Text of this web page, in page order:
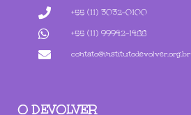
+55 (11) 3032-0100
+55 (11) 99942-1488
contato@institutodevolver.org.br
O DEVOLVER